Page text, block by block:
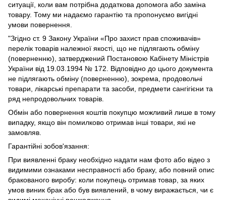
ситуації, коли вам потрібна додаткова допомога або заміна
товару. Тому ми надаємо гарантію та пропонуємо вигідні
умови повернення.
"Згідно ст. 9 Закону України «Про захист прав споживачів»
перелік товарів належної якості, що не підлягають обміну
(поверненню), затверджений Постановою Кабінету Міністрів
України від 19.03.1994 № 172. Відповідно до цього документа
не підлягають обміну (поверненню), зокрема, продовольчі
товари, лікарські препарати та засоби, предмети сангігієни та
ряд непродовольчих товарів.
Обмін або повернення коштів покупцю можливий лише в тому
випадку, якщо він помилково отримав інші товари, які не
замовляв.
Гарантійні зобов'язання:
При виявленні браку необхідно надати нам фото або відео з
видимими ознаками несправності або браку, або повний опис
бракованого виробу: коли покупець отримав товар, за яких
умов виник брак або був виявлений, в чому виражається, чи є